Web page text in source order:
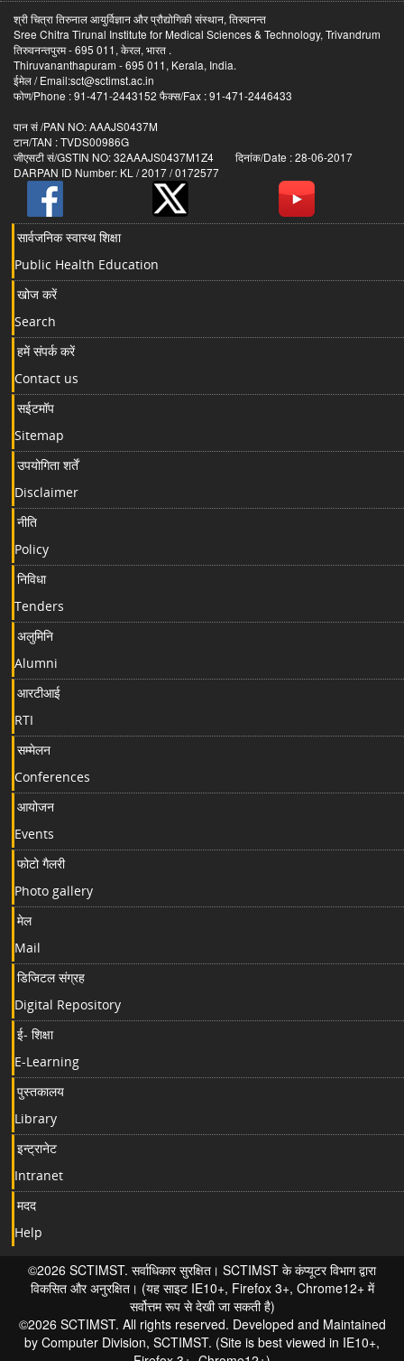
श्री चित्रा तिरुनाल आयुर्विज्ञान और प्रौद्योगिकी संस्थान, तिरुवनन्त
Sree Chitra Tirunal Institute for Medical Sciences & Technology, Trivandrum
तिरुवनन्तपुरम - 695 011, केरल, भारत .
Thiruvananthapuram - 695 011, Kerala, India.
ईमेल / Email:sct@sctimst.ac.in
फोण/Phone : 91-471-2443152 फैक्स/Fax : 91-471-2446433
पान सं /PAN NO: AAAJS0437M
टान/TAN : TVDS00986G
जीएसटी सं/GSTIN NO: 32AAAJS0437M1Z4 दिनांक/Date : 28-06-2017
DARPAN ID Number: KL / 2017 / 0172577
सार्वजनिक स्वास्थ शिक्षा
Public Health Education
खोज करें
Search
हमें संपर्क करें
Contact us
सईटमॉप
Sitemap
उपयोगिता शर्तें
Disclaimer
नीति
Policy
निविधा
Tenders
अलुमिनि
Alumni
आरटीआई
RTI
सम्मेलन
Conferences
आयोजन
Events
फोटो गैलरी
Photo gallery
मेल
Mail
डिजिटल संग्रह
Digital Repository
ई- शिक्षा
E-Learning
पुस्तकालय
Library
इन्ट्रानेट
Intranet
मदद
Help
©2026 SCTIMST. सर्वाधिकार सुरक्षित। SCTIMST के कंप्यूटर विभाग द्वारा
विकसित और अनुरक्षित। (यह साइट IE10+, Firefox 3+, Chrome12+ में
सर्वोत्तम रूप से देखी जा सकती है)
©2026 SCTIMST. All rights reserved. Developed and Maintained
by Computer Division, SCTIMST. (Site is best viewed in IE10+,